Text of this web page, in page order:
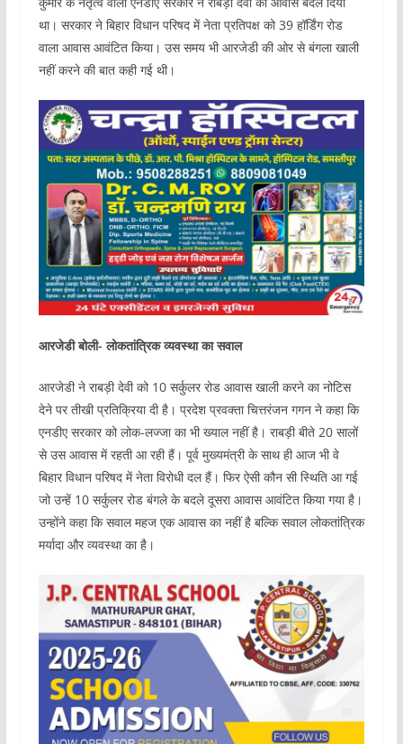
था। सरकार ने बिहार विधान परिषद में नेता प्रतिपक्ष को 39 हॉर्डिंग रोड
वाला आवास आवंटित किया। उस समय भी आरजेडी की ओर से बंगला खाली
नहीं करने की बात कही गई थी।
आरजेडी बोली- लोकतांत्रिक व्यवस्था का सवाल
आरजेडी ने राबड़ी देवी को 10 सर्कुलर रोड आवास खाली करने का नोटिस
देने पर तीखी प्रतिक्रिया दी है। प्रदेश प्रवक्ता चित्तरंजन गगन ने कहा कि
एनडीए सरकार को लोक-लज्जा का भी ख्याल नहीं है। राबड़ी बीते 20 सालों
से उस आवास में रहती आ रही हैं। पूर्व मुख्यमंत्री के साथ ही आज भी वे
बिहार विधान परिषद में नेता विरोधी दल हैं। फिर ऐसी कौन सी स्थिति आ गई
जो उन्हें 10 सर्कुलर रोड बंगले के बदले दूसरा आवास आवंटित किया गया है।
उन्होंने कहा कि सवाल महज एक आवास का नहीं है बल्कि सवाल लोकतांत्रिक
मर्यादा और व्यवस्था का है।